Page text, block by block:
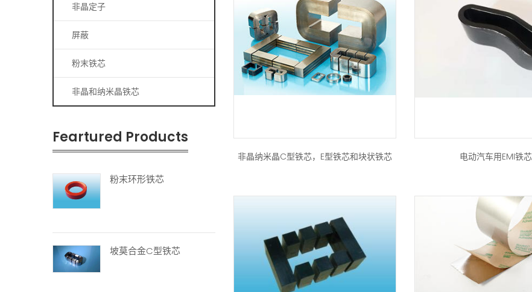
非晶定子
屏蔽
粉末铁芯
非晶和纳米晶铁芯
Feartured Products
粉末环形铁芯
坡莫合金C型铁芯
非晶纳米晶C型铁芯，E型铁芯和块状铁芯 电动汽车用EMI铁芯